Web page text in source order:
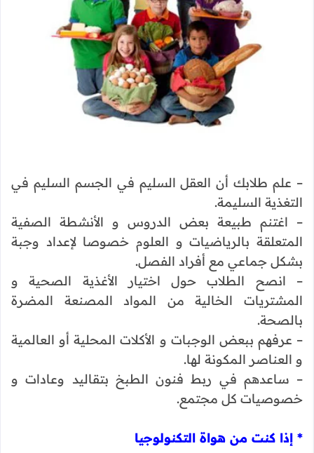
– علم طلابك أن العقل السليم في الجسم السليم في
التغذية السليمة.
– اغتنم طبيعة بعض الدروس و الأنشطة الصفية
المتعلقة بالرياضيات و العلوم خصوصا لإعداد وجبة
بشكل جماعي مع أفراد الفصل.
– انصح الطلاب حول اختيار الأغذية الصحية و
المشتريات الخالية من المواد المصنعة المضرة
بالصحة.
– عرفهم ببعض الوجبات و الأكلات المحلية أو العالمية
و العناصر المكونة لها.
– ساعدهم في ربط فنون الطبخ بتقاليد وعادات و
خصوصيات كل مجتمع.
* إذا كنت من هواة التكنولوجيا